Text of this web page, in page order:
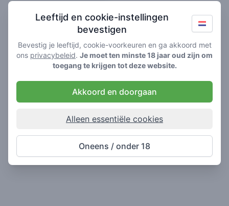
The Happy Corner
Coffeeshop in Assen
Leeftijd en cookie-instellingen
bevestigen
Bevestig je leeftijd, cookie-voorkeuren en ga akkoord met
ons privacybeleid. Je moet ten minste 18 jaar oud zijn om
toegang te krijgen tot deze website.
Akkoord en doorgaan
Alleen essentiële cookies
Oneens / onder 18